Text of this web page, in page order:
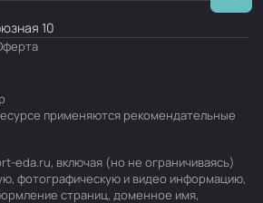
10
применяются рекомендательные
eda.ru, включая (но не ограничиваясь)
фотографическую и видео информацию,
страниц, доменное имя,